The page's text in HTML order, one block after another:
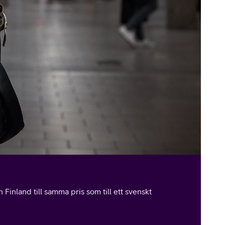
till samma pris som till ett svenskt